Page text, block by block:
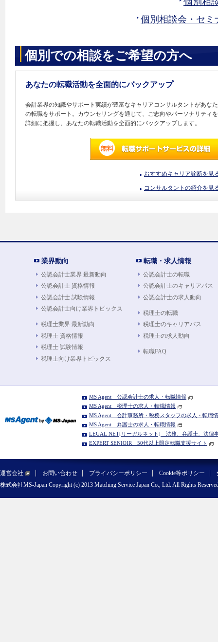
個別相談会・セミ
個別での相談をご希望の方へ
あなたの転職活動を全面的にバックアップ
会計業界の知識やサポート実績が豊富なキャリアコンサルタントがあなた
の転職をサポート。カウンセリングを通じて、ご志向やパーソナリティを
詳細に把握し、あなたの転職活動を全面的にバックアップします。
おすすめキャリア診断を見
コンサルタントの紹介を見
業界動向
公認会計士業界 最新動向
公認会計士 資格情報
公認会計士 試験情報
公認会計士向け業界トピックス
税理士業界 最新動向
税理士 資格情報
税理士 試験情報
税理士向け業界トピックス
転職・求人情報
公認会計士の転職
公認会計士のキャリアパス
公認会計士の求人動向
税理士の転職
税理士のキャリアパス
税理士の求人動向
転職FAQ
MS Agent 公認会計士の求人・転職情報
MS Agent 税理士の求人・転職情報
MS Agent 会計事務所・税務スタッフの求人・転職
MS Agent 弁護士の求人・転職情報
LEGAL NET[リーガルネット] 法務、弁護士、法律
EXPERT SENIOIR 50代以上限定転職支援サイト
運営会社 お問い合わせ プライバシーポリシー Cookie等ポリシー
株式会社MS-Japan Copyright (c) 2013 Matching Service Japan Co., Ltd. All Rights